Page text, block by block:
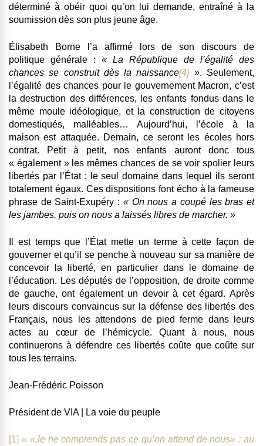
déterminé à obéir quoi qu’on lui demande, entraîné à la
soumission dès son plus jeune âge.
Élisabeth Borne l’a affirmé lors de son discours de
politique générale : « La République de l’égalité des
chances se construit dès la naissance[4]». Seulement,
l’égalité des chances pour le gouvernement Macron, c’est
la destruction des différences, les enfants fondus dans le
même moule idéologique, et la construction de citoyens
domestiqués, malléables… Aujourd’hui, l’école à la
maison est attaquée. Demain, ce seront les écoles hors
contrat. Petit à petit, nos enfants auront donc tous
« également » les mêmes chances de se voir spolier leurs
libertés par l’État ; le seul domaine dans lequel ils seront
totalement égaux. Ces dispositions font écho à la fameuse
phrase de Saint-Exupéry : « On nous a coupé les bras et
les jambes, puis on nous a laissés libres de marcher. »
Il est temps que l’État mette un terme à cette façon de
gouverner et qu’il se penche à nouveau sur sa manière de
concevoir la liberté, en particulier dans le domaine de
l’éducation. Les députés de l’opposition, de droite comme
de gauche, ont également un devoir à cet égard. Après
leurs discours convaincus sur la défense des libertés des
Français, nous les attendons de pied ferme dans leurs
actes au cœur de l’hémicycle. Quant à nous, nous
continuerons à défendre ces libertés coûte que coûte sur
tous les terrains.
Jean-Frédéric Poisson
Président de VIA | La voie du peuple
[1] « «Je ne comprends pas ce qu’on attend de nous» : au